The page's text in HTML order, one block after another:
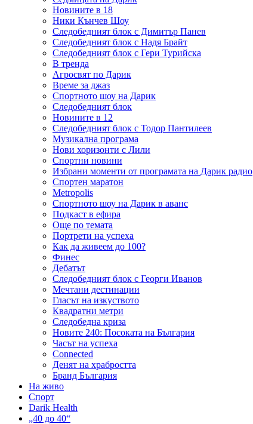
Новините в 18
Ники Кънчев Шоу
Следобедният блок с Димитър Панев
Следобедният блок с Надя Брайт
Следобедният блок с Гери Турийска
В тренда
Агросвят по Дарик
Време за джаз
Спортното шоу на Дарик
Следобедният блок
Новините в 12
Следобедният блок с Тодор Пантилеев
Музикална програма
Нови хоризонти с Лили
Спортни новини
Избрани моменти от програмата на Дарик радио
Спортен маратон
Metropolis
Спортното шоу на Дарик в аванс
Подкаст в ефира
Още по темата
Портрети на успеха
Как да живеем до 100?
Финес
Дебатът
Следобедният блок с Георги Иванов
Мечтани дестинации
Гласът на изкуството
Квадратни метри
Следобедна криза
Новите 240: Посоката на България
Часът на успеха
Connected
Денят на храбростта
Бранд България
На живо
Спорт
Darik Health
„40 до 40“